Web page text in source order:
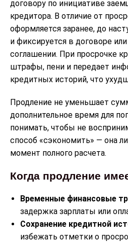
договору по инициативе
кредитора. В отличие от
оформляется заранее, до
и фиксируется в договоре
соглашении. При просрочке
штрафы, пени и передает
кредитных историй, что
Продление не уменьшает
дополнительное время для
понимать, чтобы не
способ «сэкономить» — она
момент полного расчета.
Когда продление
Временные финансовые
задержка зарплаты или
Сохранение кредитной
избежать отметки о